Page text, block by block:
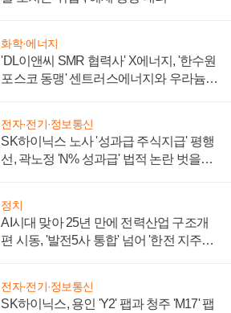
화학·에너지
'DL이앤씨 SMR 협력사' X에너지, '한수원
포스코 동맹' 센트러스에너지와 우라늄
전자·전기·정보통신
SK하이닉스 노사 '성과급 주식지급' 평행
선, 곽노정 'N% 성과급' 법적 논란 벗을지
정치
AI시대 맞아 25년 만에 전력산업 구조개
편 시동, '발전5사 통합' 넘어 '한전 지주사'
전자·전기·정보통신
SK하이닉스, 용인 'Y2' 팹과 청주 'M17' 팹